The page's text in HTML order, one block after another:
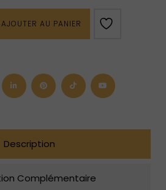
AJOUTER AU PANIER
Description
Complémentaire